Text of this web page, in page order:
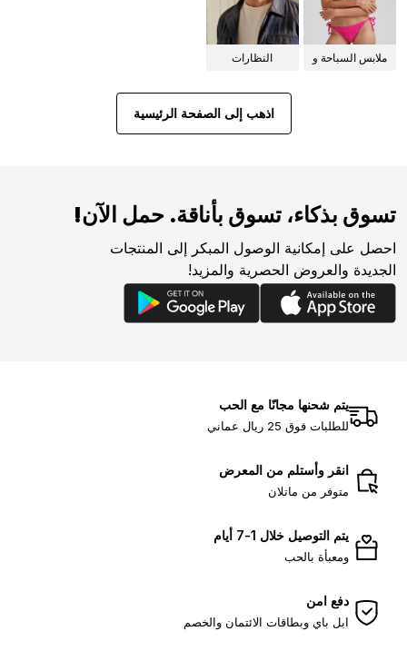
ملابس السباحة و
النظارات
اذهب إلى الصفحة الرئيسية
تسوق بذكاء، تسوق بأناقة. حمل الآن!
احصل على إمكانية الوصول المبكر إلى المنتجات
الجديدة والعروض الحصرية والمزيد!
يتم شحنها مجانًا مع الحب
للطلبات فوق 25 ريال عماني
انقر وأستلم من المعرض
متوفر من ماتلان
يتم التوصيل خلال 1-7 أيام
ومعبأة بالحب
دفع امن
ابل باي وبطاقات الائتمان والخصم